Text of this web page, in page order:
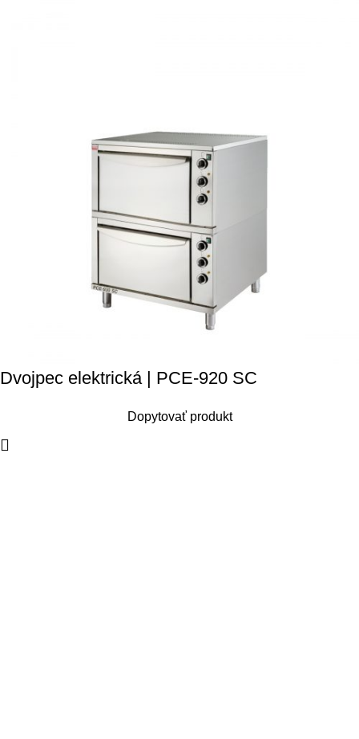
Dvojpec elektrická | PCE-920 SC
Dopytovať produkt